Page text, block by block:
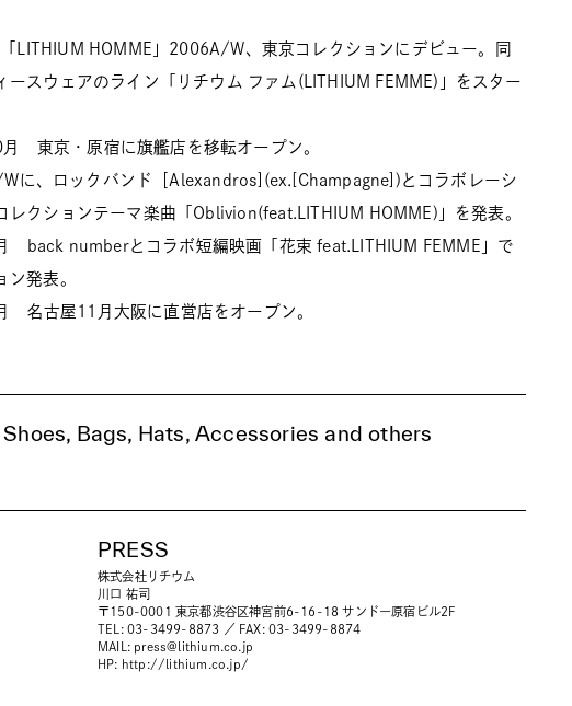
LITHIUM HOMME」2006A/W、東京コレクションにデビュー。同
ースウェアのライン「リチウム ファム(LITHIUM FEMME)」をスター
東京・原宿に旗艦店を移転オープン。
に、ロックバンド［Alexandros](ex.[Champagne])とコラボレーシ
レクションテーマ楽曲「Oblivion(feat.LITHIUM HOMME)」を発表。
back numberとコラボ短編映画「花束 feat.LITHIUM FEMME」で
ン発表。
名古屋11月大阪に直営店をオープン。
Bags, Hats, Accessories and others
PRESS
株式会社リチウム
川口 祐司
〒150-0001 東京都渋谷区神宮前6-16-18 サンドー原宿ビル2F
TEL: 03-3499-8873 ／ FAX: 03-3499-8874
MAIL: press@lithium.co.jp
HP: http://lithium.co.jp/